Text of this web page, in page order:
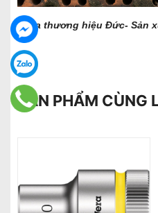
Wera thương hiệu Đức- Sản
SẢN PHẨM CÙNG